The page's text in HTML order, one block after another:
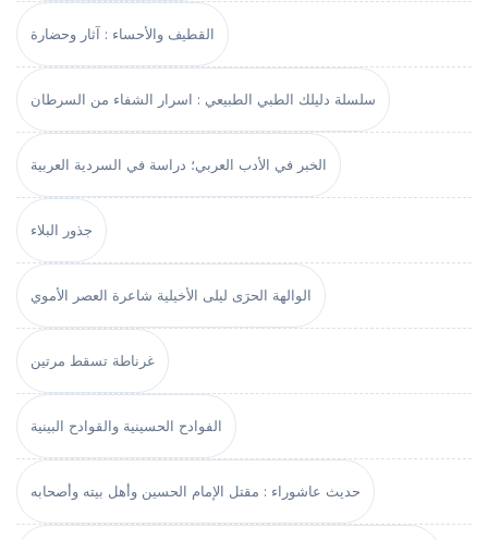
القطيف والأحساء : آثار وحضارة
سلسلة دليلك الطبي الطبيعي : اسرار الشفاء من السرطان
الخبر في الأدب العربي؛ دراسة في السردية العربية
جذور البلاء
الوالهة الحرَى ليلى الأخيلية شاعرة العصر الأموي
غرناطة تسقط مرتين
الفوادح الحسينية والقوادح البينية
حديث عاشوراء : مقتل الإمام الحسين وأهل بيته وأصحابه